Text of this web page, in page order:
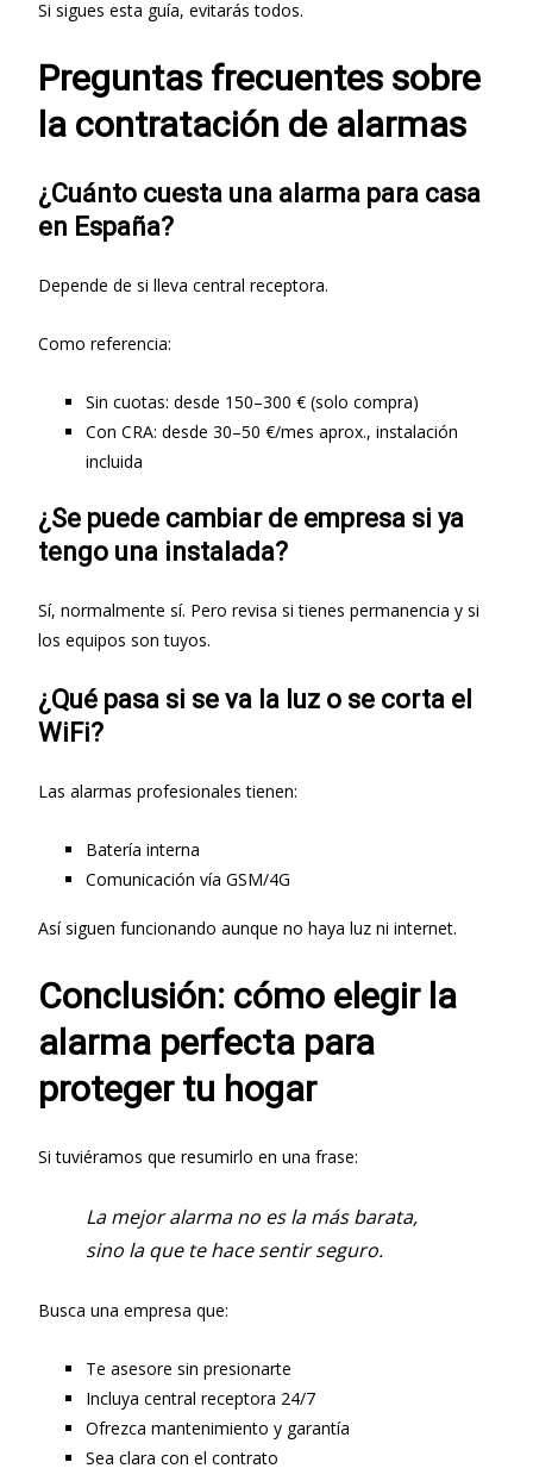
Si sigues esta guía, evitarás todos.
Preguntas frecuentes sobre
la contratación de alarmas
¿Cuánto cuesta una alarma para casa
en España?
Depende de si lleva central receptora.
Como referencia:
Sin cuotas: desde 150–300 € (solo compra)
Con CRA: desde 30–50 €/mes aprox., instalación
incluida
¿Se puede cambiar de empresa si ya
tengo una instalada?
Sí, normalmente sí. Pero revisa si tienes permanencia y si
los equipos son tuyos.
¿Qué pasa si se va la luz o se corta el
WiFi?
Las alarmas profesionales tienen:
Batería interna
Comunicación vía GSM/4G
Así siguen funcionando aunque no haya luz ni internet.
Conclusión: cómo elegir la
alarma perfecta para
proteger tu hogar
Si tuviéramos que resumirlo en una frase:
La mejor alarma no es la más barata,
sino la que te hace sentir seguro.
Busca una empresa que:
Te asesore sin presionarte
Incluya central receptora 24/7
Ofrezca mantenimiento y garantía
Sea clara con el contrato